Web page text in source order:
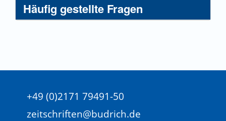
Häufig gestellte Fragen
+49 (0)2171 79491-50
zeitschriften@budrich.de